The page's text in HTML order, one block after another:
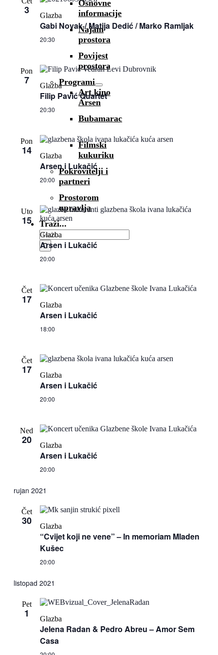
Osnovne
informacije
Najam
prostora
Povijest
prostora
Programi
Art kino
Arsen
Bubamarac
Filmski
kukuriku
Pokrovitelji i
partneri
Prostorom
upravlja
Traži...
the
form
events
3 Glazba
Gabi Novak / Matija Dedić / Marko Ramljak
20:30
Pon
7 Glazba
Filip Pavić Quartet
20:30
Pon
14 Glazba
Arsen i Lukačić
20:00
Uto
15
Glazba
Arsen i Lukačić
20:00
Čet
17 Glazba
Arsen i Lukačić
18:00
Čet
17 Glazba
Arsen i Lukačić
20:00
Ned
20 Glazba
Arsen i Lukačić
20:00
rujan 2021
Čet
30 Glazba
“Cvijet koji ne vene” – In memoriam Mladen
Kušec
20:00
listopad 2021
Pet
1 Glazba
Jelena Radan & Pedro Abreu – Amor Sem
Casa